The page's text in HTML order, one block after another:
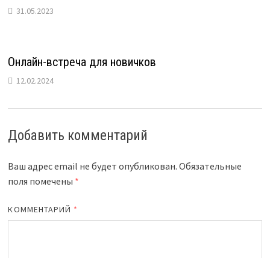
31.05.2023
Онлайн-встреча для новичков
12.02.2024
Добавить комментарий
Ваш адрес email не будет опубликован. Обязательные
поля помечены *
КОММЕНТАРИЙ *